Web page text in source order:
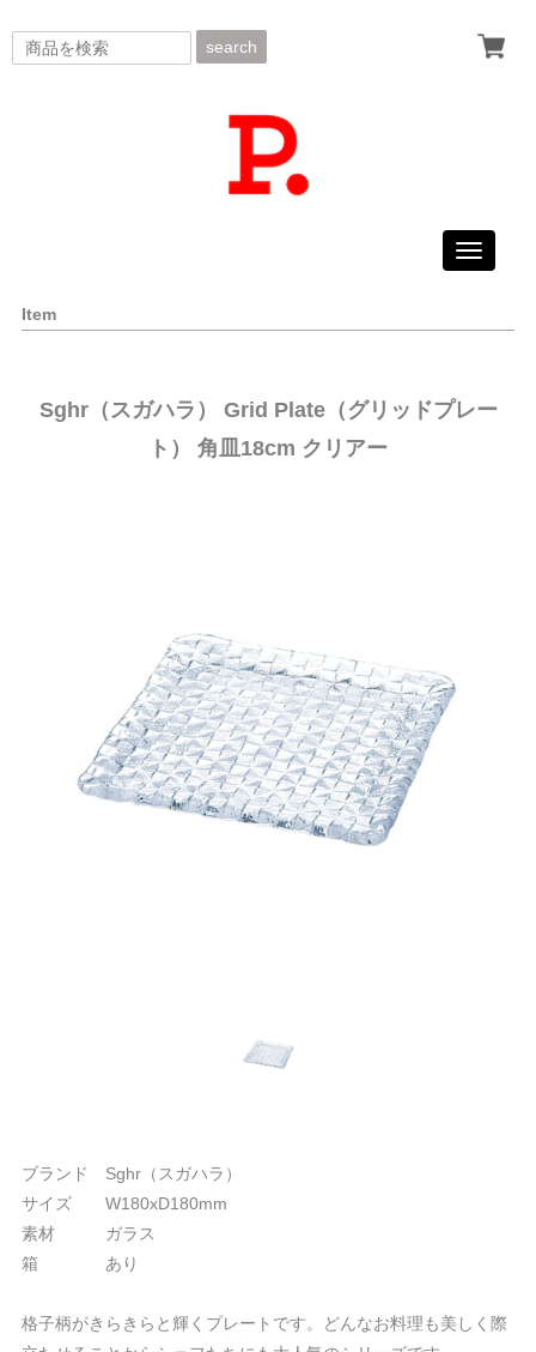
search
Toggle
Item
Sghr（スガハラ） Grid Plate（グリッドプレー
ト） 角皿18cm クリアー
ブランド Sghr（スガハラ）
サイズ W180xD180mm
素材 ガラス
箱 あり
格子柄がきらきらと輝くプレートです。どんなお料理も美しく際